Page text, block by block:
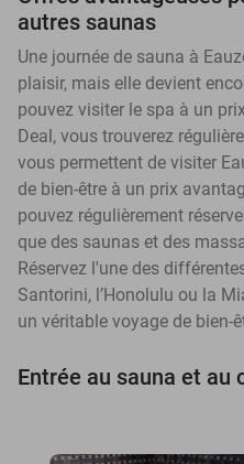
autres saunas
Une journée de sauna à
plaisir, mais elle devient
pouvez visiter le spa à un
Deal, vous trouverez
vous permettent de visiter
de bien-être à un prix
pouvez régulièrement
que des saunas et des
Réservez l'une des
Santorini, l’Honolulu ou la
un véritable voyage de bien-
Entrée au sauna et au